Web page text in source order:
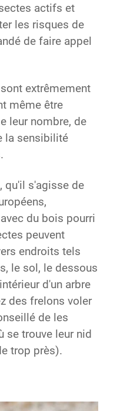
actifs et
les risques de
de faire appel
extrêmement
même être
leur nombre, de
la sensibilité
, qu'il s'agisse de
du bois pourri
peuvent
endroits tels
le sol, le dessous
d'un arbre
des frelons voler
de les
se trouve leur nid
trop près).